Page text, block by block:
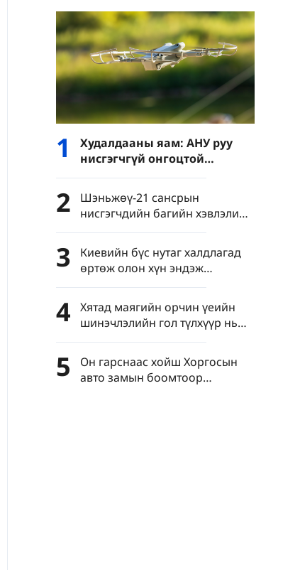
1
Худалдааны яам: АНУ руу
нисгэгчгүй онгоцтой
холбоотой давхар
хэрэглээний барааны
экспортын хяналтыг
чангатгана
2
Шэньжөү-21 сансрын
нисгэгчдийн багийн хэвлэлийн
бага хурал Бээжинд болов
3
Киевийн бүс нутаг халдлагад
өртөж олон хүн эндэж
шархдав
4
Хятад маягийн орчин үеийн
шинэчлэлийн гол түлхүүр нь
яагаад шинжлэх ухаан,
технологийн шинэчлэл вэ?
5
Он гарснаас хойш Хоргосын
авто замын боомтоор